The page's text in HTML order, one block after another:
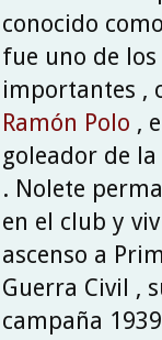
conocido
fue uno de
importantes ,
Ramón Polo ,
goleador de
. Nolete
en el club y
ascenso a
Guerra Civil ,
campaña